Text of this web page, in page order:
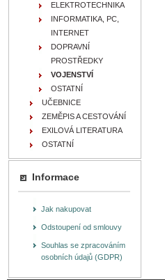
ELEKTROTECHNIKA
INFORMATIKA, PC,
INTERNET
DOPRAVNÍ
PROSTŘEDKY
VOJENSTVÍ
OSTATNÍ
UČEBNICE
ZEMĚPIS A CESTOVÁNÍ
EXILOVÁ LITERATURA
OSTATNÍ
Informace
Jak nakupovat
Odstoupení od smlouvy
Souhlas se zpracováním
osobních údajů (GDPR)